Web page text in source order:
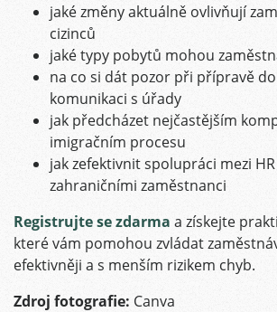
jaké změny aktuálně ovlivňují
cizinců
jaké typy pobytů mohou
na co si dát pozor při přípravě
komunikaci s úřady
jak předcházet nejčastějším
imigračním procesu
jak zefektivnit spolupráci mezi
zahraničními zaměstnanci
Registrujte se zdarma a získejte
které vám pomohou zvládat
efektivněji a s menším rizikem chyb.
Zdroj fotografie: Canva